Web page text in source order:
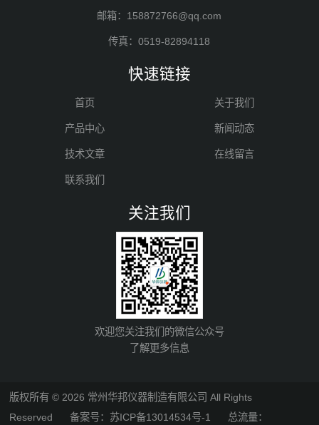
邮箱：158872766@qq.com
传真：0519-82894118
快速链接
首页 关于我们
产品中心 新闻动态
技术文章 在线留言
联系我们
关注我们
欢迎您关注我们的微信公众号
了解更多信息
版权所有 © 2026 常州华邦仪器制造有限公司 All Rights
Reserved备案号：苏ICP备13014534号-1 总流量：